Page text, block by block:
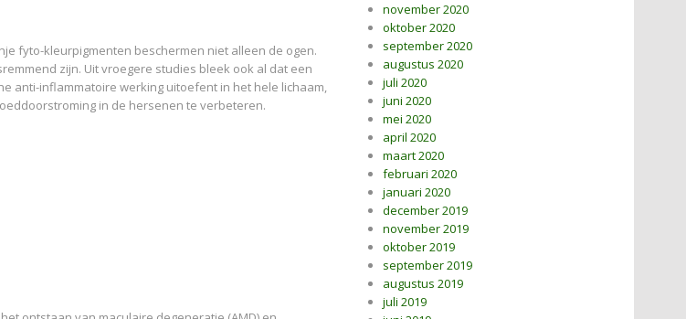
fyto-kleurpigmenten beschermen niet alleen de ogen.
zijn. Uit vroegere studies bleek ook al dat een
anti-inflammatoire werking uitoefent in het hele lichaam,
in de hersenen te verbeteren.
november 2020
oktober 2020
september 2020
augustus 2020
juli 2020
juni 2020
mei 2020
april 2020
maart 2020
februari 2020
januari 2020
december 2019
november 2019
oktober 2019
september 2019
augustus 2019
juli 2019